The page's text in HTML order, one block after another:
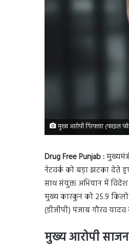
मुख्य आरोपी गिरफ्तार (फाइल
Drug Free Punjab :
नेटवर्क को बड़ा झटका देते
साथ संयुक्त अभियान में विदेश
मुख्य कारकुन को 25.9 किलो
(डीजीपी) पंजाब गौरव यादव
मुख्य आरोपी